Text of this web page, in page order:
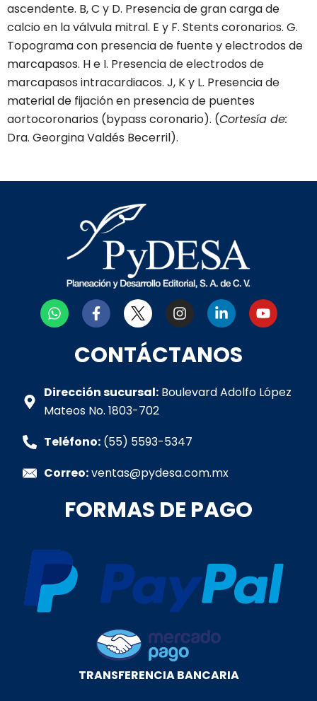
ascendente. B, C y D. Presencia de gran carga de
calcio en la válvula mitral. E y F. Stents coronarios. G.
Topograma con presencia de fuente y electrodos de
marcapasos. H e I. Presencia de electrodos de
marcapasos intracardiacos. J, K y L. Presencia de
material de fijación en presencia de puentes
aortocoronarios (bypass coronario). (Cortesía de:
Dra. Georgina Valdés Becerril).
W
h
p
p
F
a
e
b
o
k
-
I
n
t
a
r
L
i
k
e
i
Y
o
e
CONTÁCTANOS
Dirección sucursal: Boulevard Adolfo López
Mateos No. 1803-702
Teléfono: (55) 5593-5347
Correo:ventas@pydesa.com.mx
FORMAS DE PAGO
TRANSFERENCIA BANCARIA